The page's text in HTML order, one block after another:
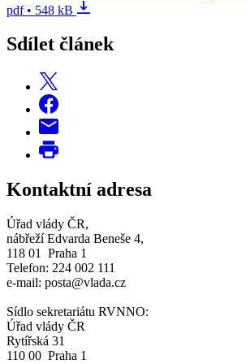
pdf • 548 kB
Sdílet článek
Kontaktní adresa
Úřad vlády ČR,
nábřeží Edvarda Beneše 4,
118 01 Praha 1
Telefon: 224 002 111
e-mail: posta@vlada.cz
Sídlo sekretariátu RVNNO:
Úřad vlády ČR
Rytířská 31
110 00 Praha 1